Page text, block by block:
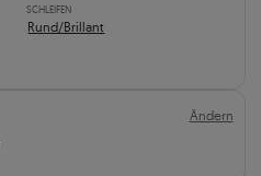
SCHLEIFEN
Rund/Brillant
Ändern